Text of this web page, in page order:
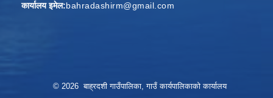
कार्यालय इमेल:bahradashirm@gmail.com
© 2026 बाह्रदशी गाउँपालिका, गाउँ कार्यपालिकाको कार्यालय